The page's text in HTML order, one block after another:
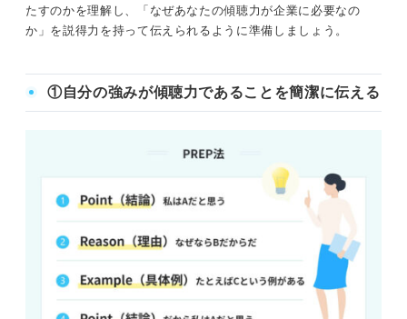
たすのかを理解し、「なぜあなたの傾聴力が企業に必要なの
か」を説得力を持って伝えられるように準備しましょう。
①自分の強みが傾聴力であることを簡潔に伝える